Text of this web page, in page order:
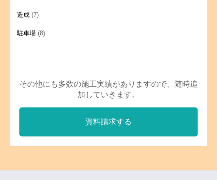
造成 (7)
駐車場 (8)
その他にも多数の施工実績がありますので、随時追
加していきます。
資料請求する